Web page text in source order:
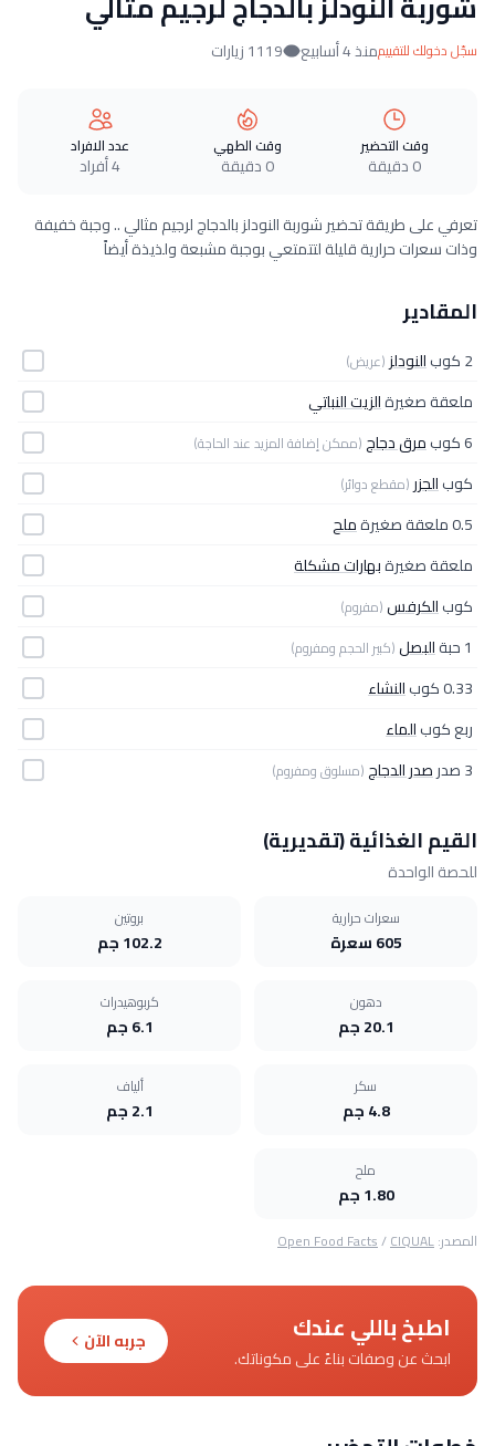
سجّل دخولك للتقييممنذ 4 أسابيع 1119 زيارات
وقت التحضير
0 دقيقة
وقت الطهي
0 دقيقة
عدد الافراد
4 أفراد
تعرفي على طريقة تحضير شوربة النودلز بالدجاج لرجيم مثالي .. وجبة خفيفة
وذات سعرات حرارية قليلة لتتمتعي بوجبة مشبعة ولذيذة أيضاً
المقادير
2 كوب النودلز (عريض)
ملعقة صغيرةالزيت النباتي
6 كوب
مرق دجاج(ممكن إضافة المزيد عند الحاجة)
كوبالجزر (مقطع دوائر)
0.5 ملعقة صغيرة
ملح
ملعقة صغيرةبهارات مشكلة
كوبالكرفس(مفروم)
1 حبة البصل(كبير الحجم ومفروم)
0.33 كوب
النشاء
ربع كوبالماء
3 صدر
صدر الدجاج(مسلوق ومفروم)
القيم الغذائية (تقديرية)
للحصة الواحدة
سعرات حرارية
605 سعرة
بروتين
102.2 جم
دهون
20.1 جم
كربوهيدرات
6.1 جم
سكر
4.8 جم
ألياف
2.1 جم
ملح
1.80 جم
المصدر: Open Food Facts/CIQUAL
اطبخ باللي عندك
ابحث عن وصفات بناءً على مكوناتك.
جربه الآن